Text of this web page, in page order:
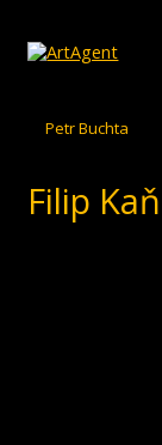
Petr Buchta
Filip